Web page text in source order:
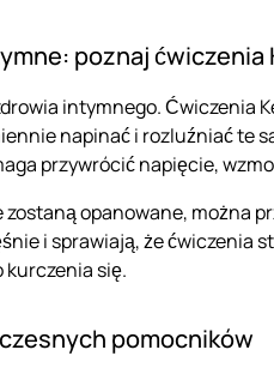
poznaj ćwiczenia
intymnego. Ćwiczenia
napinać i rozluźniać te
przywrócić napięcie,
zostaną opanowane, można
i sprawiają, że ćwiczenia
się.
pomocników